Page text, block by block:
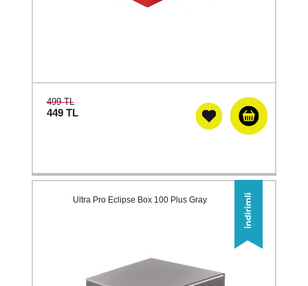
499 TL
449 TL
Ultra Pro Eclipse Box 100 Plus Gray